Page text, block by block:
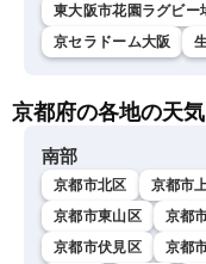
東大阪市花園ラグビー
京セラドーム大阪
京都府の各地の天気
南部
京都市北区 京都市
京都市東山区
京都
京都市伏見区
京都